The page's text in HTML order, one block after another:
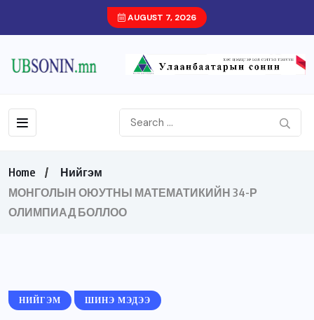
AUGUST 7, 2026
Home
Нийгэм
МОНГОЛЫН ОЮУТНЫ МАТЕМАТИКИЙН 34-Р
ОЛИМПИАД БОЛЛОО
НИЙГЭМ ШИНЭ МЭДЭЭ